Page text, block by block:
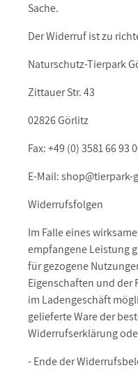
Sache.
Der Widerruf ist zu
Naturschutz-Tierpark
Zittauer Str. 43
02826 Görlitz
Fax:+49 (0) 3581 66 93
E-Mail:shop@tierpark-
Widerrufsfolgen
Im Falle eines
empfangene Leistung
für gezogene
Eigenschaften und der
im Ladengeschäft
gelieferte Ware der
Widerrufserklärung
- Ende der